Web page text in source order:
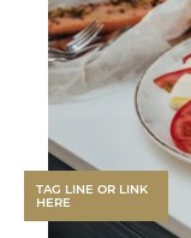
TAG LINE OR LINK
HERE